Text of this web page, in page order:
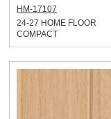
HM-17107
24-27 HOME FLOOR
COMPACT